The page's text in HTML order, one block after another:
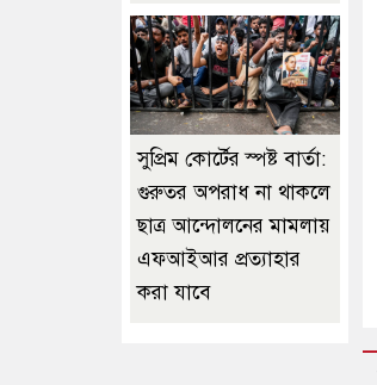
সুপ্রিম কোর্টের স্পষ্ট বার্তা:
গুরুতর অপরাধ না থাকলে
ছাত্র আন্দোলনের মামলায়
এফআইআর প্রত্যাহার
করা যাবে